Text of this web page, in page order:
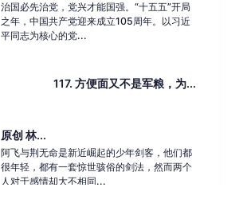
治国必先治党，党兴才能国强。“十五五”开局
之年，中国共产党迎来成立105周年。以习近
平同志为核心的党...
117. 方便面又不是军粮，为...
原创 林...
阿飞与荆无命是新近崛起的少年剑客，他们都
很年轻，都有一套惊世骇俗的剑法，然而两个
人对于感情却大不相同...